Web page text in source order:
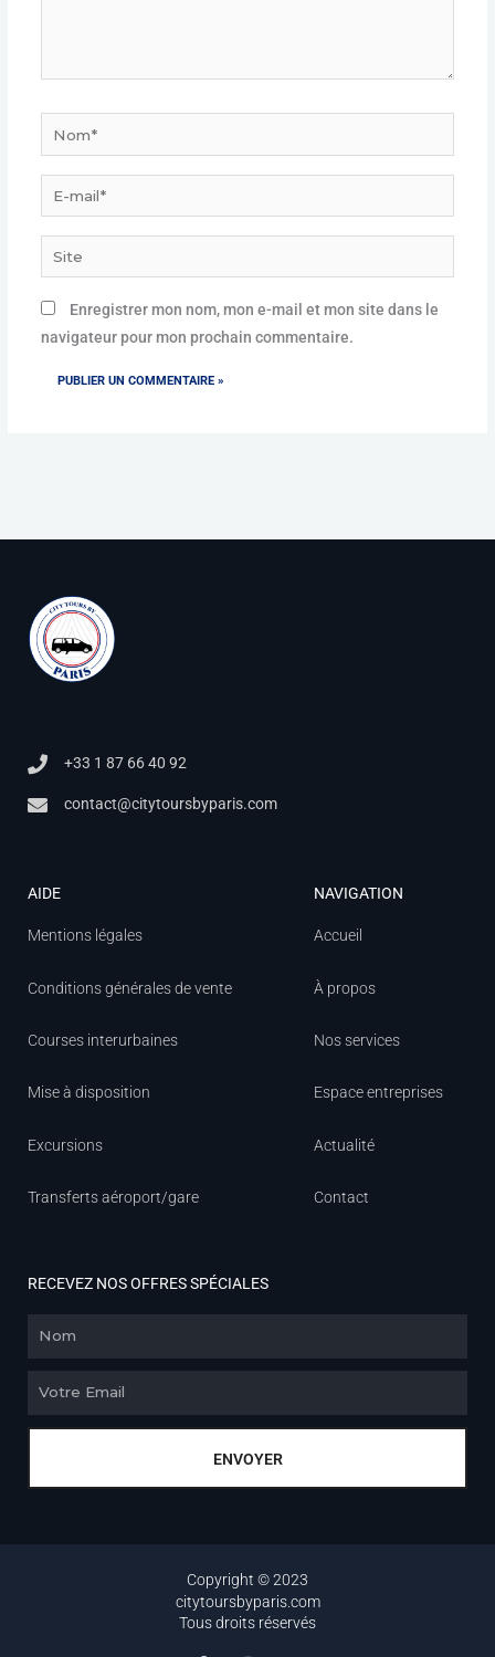
mail*
Site
Enregistrer mon nom, mon e-mail et mon site dans le
navigateur pour mon prochain commentaire.
+33 1 87 66 40 92
contact@citytoursbyparis.com
AIDE
Mentions légales
Conditions générales de vente
Courses interurbaines
Mise à disposition
Excursions
Transferts aéroport/gare
NAVIGATION
Accueil
À propos
Nos services
Espace entreprises
Actualité
Contact
RECEVEZ NOS OFFRES SPÉCIALES
ENVOYER
Copyright © 2023
citytoursbyparis.com
Tous droits réservés